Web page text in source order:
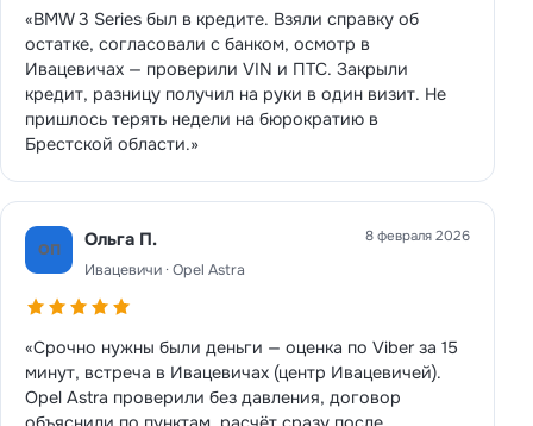
«BMW 3 Series был в кредите. Взяли справку об
остатке, согласовали с банком, осмотр в
Ивацевичах — проверили VIN и ПТС. Закрыли
кредит, разницу получил на руки в один визит. Не
пришлось терять недели на бюрократию в
Брестской области.»
ОП Ольга П.
Ивацевичи · Opel Astra
8 февраля 2026
«Срочно нужны были деньги — оценка по Viber за 15
минут, встреча в Ивацевичах (центр Ивацевичей).
Opel Astra проверили без давления, договор